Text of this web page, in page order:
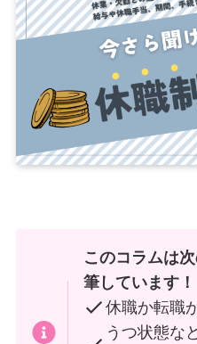
このコラムは
筆しています！
休職か転職か
うつ状態な